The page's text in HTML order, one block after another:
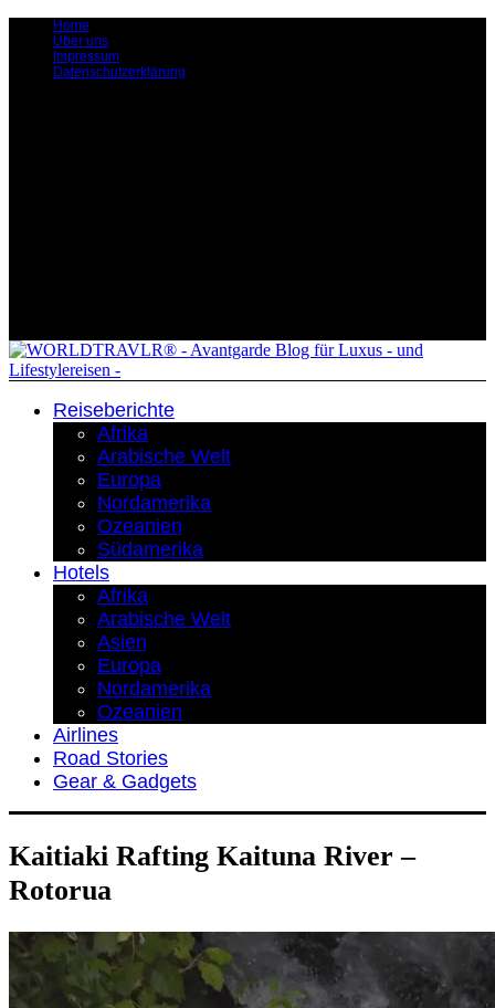
Home
Über uns
Impressum
Datenschutzerklärung
Reiseberichte
Afrika
Arabische Welt
Europa
Nordamerika
Ozeanien
Südamerika
Hotels
Afrika
Arabische Welt
Asien
Europa
Nordamerika
Ozeanien
Airlines
Road Stories
Gear & Gadgets
Kaitiaki Rafting Kaituna River –
Rotorua